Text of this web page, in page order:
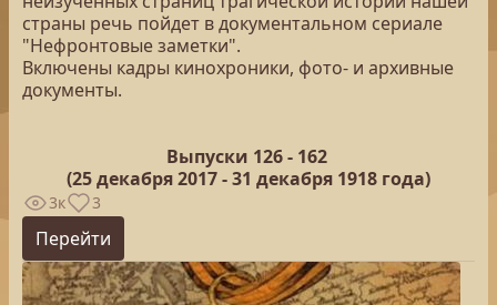
страны речь пойдет в документальном сериале
"Нефронтовые заметки".
Включены кадры кинохроники, фото- и архивные
документы.
Выпуски 126 - 162
(25декабря 2017 - 31 декабря 1918 года)
3к 3
Перейти